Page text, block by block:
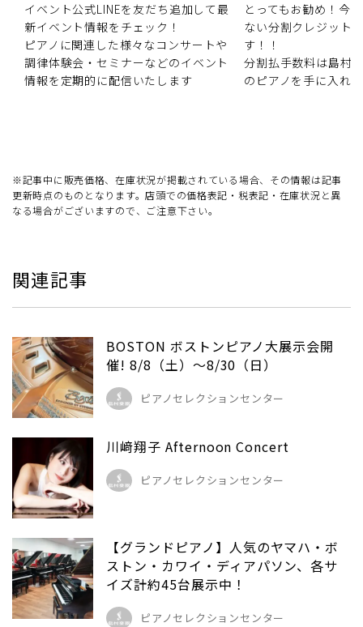
イベント公式LINEを友だち追加して最
新イベント情報をチェック！
ピアノに関連した様々なコンサートや
調律体験会・セミナーなどのイベント
情報を定期的に配信いたします
とってもお勧め！今
ない分割クレジット
す！！
分割払手数料は島村
のピアノを手に入れ
※記事中に販売価格、在庫状況が掲載されている場合、その情報は記事
更新時点のものとなります。店頭での価格表記・税表記・在庫状況と異
なる場合がございますので、ご注意下さい。
関連記事
BOSTON ボストンピアノ大展示会開
催! 8/8（土）～8/30（日）
ピアノセレクションセンター
川﨑翔子 Afternoon Concert
ピアノセレクションセンター
【グランドピアノ】人気のヤマハ・ボ
ストン・カワイ・ディアパソン、各サ
イズ計約45台展示中！
ピアノセレクションセンター